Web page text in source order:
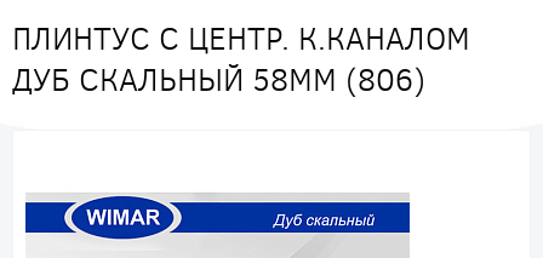
ПЛИНТУС С ЦЕНТР. К.КАНАЛОМ
ДУБ СКАЛЬНЫЙ 58ММ (806)